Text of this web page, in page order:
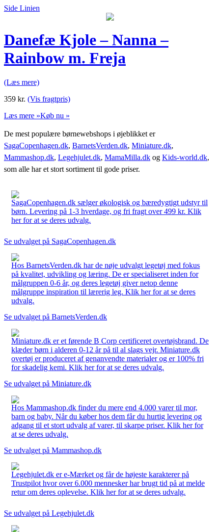
Side Linien
Danefæ Kjole – Nanna –
Rainbow m. Freja
(Læs mere)
359 kr. (Vis fragtpris)
Læs mere »Køb nu »
De mest populære børnewebshops i øjeblikket er
SagaCopenhagen.dk, BarnetsVerden.dk, Miniature.dk,
Mammashop.dk, Legehjulet.dk, MamaMilla.dk og Kids-world.dk,
som alle har et stort sortiment til gode priser.
SagaCopenhagen.dk sælger økologisk og bæredygtigt udstyr til
børn. Levering på 1-3 hverdage, og fri fragt over 499 kr. Klik
her for at se deres udvalg.
Se udvalget på SagaCopenhagen.dk
Hos BarnetsVerden.dk har de nøje udvalgt legetøj med fokus
på kvalitet, udvikling og læring. De er specialiseret inden for
målgruppen 0-6 år, og deres legetøj giver netop denne
målgruppe inspiration til lærerig leg. Klik her for at se deres
udvalg.
Se udvalget på BarnetsVerden.dk
Miniature.dk er et førende B Corp certificeret overtøjsbrand. De
klæder børn i alderen 0-12 år på til al slags vejr. Miniature.dk
overtøj er produceret af genanvendte materialer og er 100% fri
for skadelig kemi. Klik her for at se deres udvalg.
Se udvalget på Miniature.dk
Hos Mammashop.dk finder du mere end 4.000 varer til mor,
barn og baby. Når du køber hos dem får du hurtig levering og
adgang til et stort udvalg af varer, til skarpe priser. Klik her for
at se deres udvalg.
Se udvalget på Mammashop.dk
Legehjulet.dk er e-Mærket og får de højeste karakterer på
Trustpilot hvor over 6.000 mennesker har brugt tid på at melde
retur om deres oplevelse. Klik her for at se deres udvalg.
Se udvalget på Legehjulet.dk